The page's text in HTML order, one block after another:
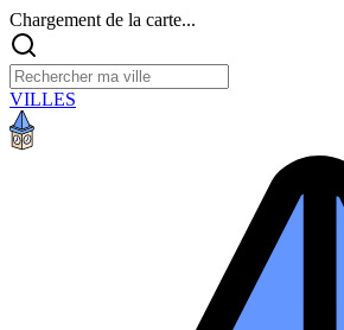
Chargement de la carte...
VILLES